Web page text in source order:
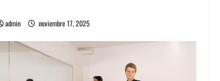
admin noviembre 17, 2025